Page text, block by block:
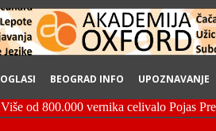
OGLASI BEOGRAD INFO UPOZNAVANJE